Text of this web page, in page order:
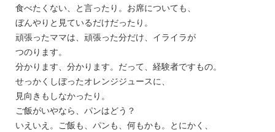
食べたくない、と言ったり。お席についても、
ぼんやりと見ているだけだったり。
頑張ったママは、頑張った分だけ、イライラが
つのります。
分かります、分かります。だって、経験者ですもの。
せっかくしぼったオレンジジュースに、
見向きもしなかったり。
ご飯がいやなら、パンはどう？
いえいえ。ご飯も、パンも、何もかも。とにかく、